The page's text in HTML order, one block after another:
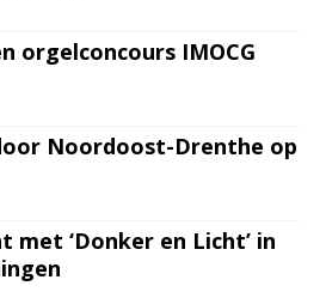
orgelconcours IMOCG
Noordoost-Drenthe op
met ‘Donker en Licht’ in